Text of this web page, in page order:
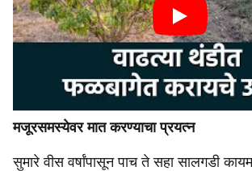
मजूरसमस्येवर मात करण्याचा प्रयत्न
सुमारे वीस वर्षांपासून पाच ते सहा सालगडी